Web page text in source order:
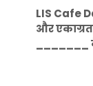
LIS Cafe
और
_______